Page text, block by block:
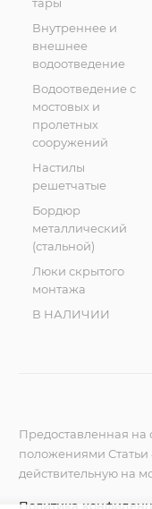
тары
Внутреннее и
внешнее
водоотведение
Водоотведение с
мостовых и
пролетных
сооружений
Настилы
решетчатые
Бордюр
металлический
(стальной)
Люки скрытого
монтажа
В НАЛИЧИИ
Предоставленная на
положениями Статьи
действительную на
Политика